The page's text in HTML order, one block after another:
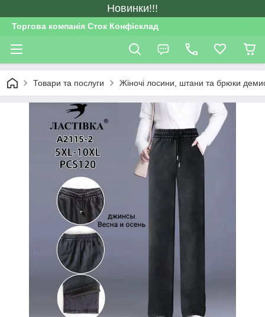
Новинки!!!
Торгова компанія Сток Конфісклад
Товари та послуги Жіночі лосини, штани та брюки